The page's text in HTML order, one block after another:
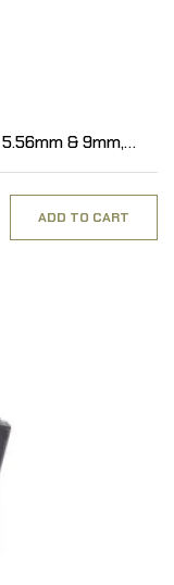
& 9mm,
ADD TO CART